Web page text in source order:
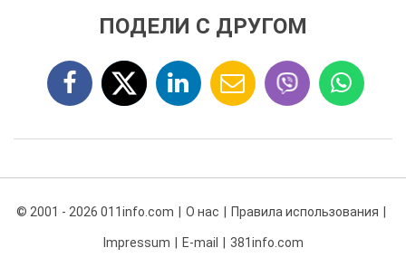
ПОДЕЛИ С ДРУГОМ
© 2001 - 2026 011info.com О нас Правила использования
Impressum E-mail 381info.com